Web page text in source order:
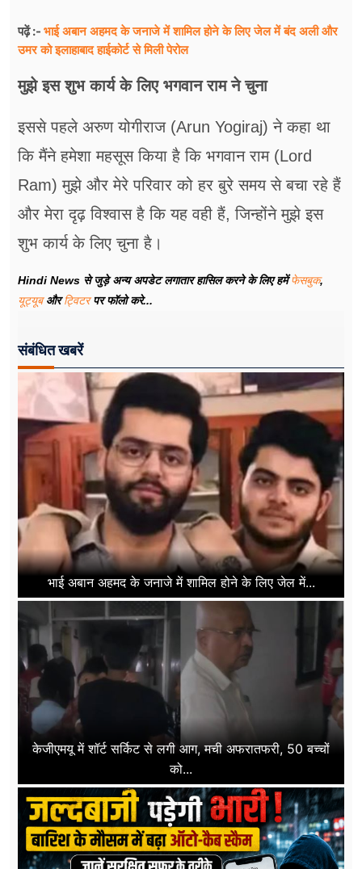
पढ़ें :- भाई अबान अहमद के जनाजे में शामिल होने के लिए जेल में बंद अली और
उमर को इलाहाबाद हाईकोर्ट से मिली पेरोल
मुझे इस शुभ कार्य के लिए भगवान राम ने चुना
इससे पहले अरुण योगीराज (Arun Yogiraj) ने कहा था
कि मैंने हमेशा महसूस किया है कि भगवान राम (Lord
Ram) मुझे और मेरे परिवार को हर बुरे समय से बचा रहे हैं
और मेरा दृढ़ विश्वास है कि यह वही हैं, जिन्होंने मुझे इस
शुभ कार्य के लिए चुना है।
Hindi News से जुड़े अन्य अपडेट लगातार हासिल करने के लिए हमेंफेसबुक,
यूट्यूबऔरट्विटरपर फॉलो करे...
संबंधित खबरें
भाई अबान अहमद के जनाजे में शामिल होने के लिए जेल में...
केजीएमयू में शॉर्ट सर्किट से लगी आग, मची अफरातफरी, 50 बच्चों
को...